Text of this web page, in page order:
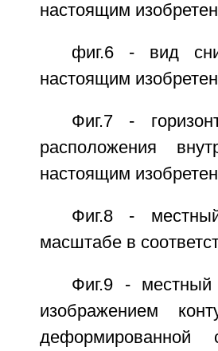
настоящим
фиг.6 - вид
настоящим
Фиг.7 -
расположения
настоящим
Фиг.8 -
масштабе в
Фиг.9 -
изображением
деформированной